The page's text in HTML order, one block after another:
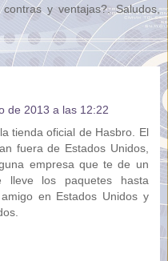
y ventajas?. Saludos,
de 2013 a las 12:22
tienda oficial de Hasbro. El
fuera de Estados Unidos,
empresa que te de un
los paquetes hasta
en Estados Unidos y